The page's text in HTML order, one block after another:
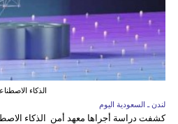
الذكاء
لندن ـ السعودية اليوم
كشفت دراسة أجراها معهد أمن الذكاء